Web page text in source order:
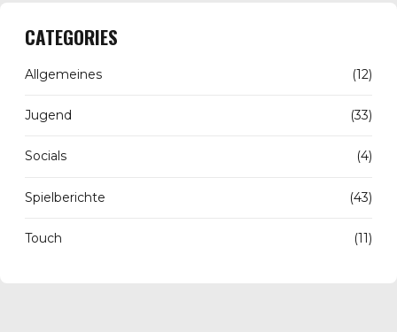
CATEGORIES
Allgemeines (12)
Jugend (33)
Socials (4)
Spielberichte (43)
Touch (11)